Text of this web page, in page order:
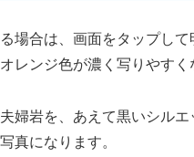
場合は、画面をタップし
レンジ色が濃く写りやすく
婦岩を、あえて黒いシル
真になります。